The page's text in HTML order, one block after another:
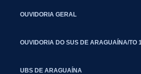
OUVIDORIA GERAL
OUVIDORIA DO SUS DE ARAGUAÍNA/TO
UBS DE ARAGUAÍNA